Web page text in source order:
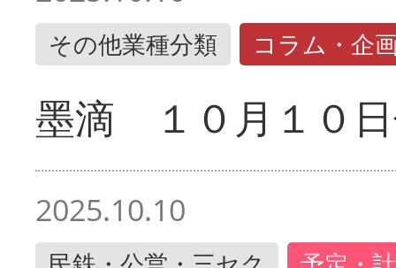
その他業種分類 コラム・企
墨滴 １０月１０
2025.10.10